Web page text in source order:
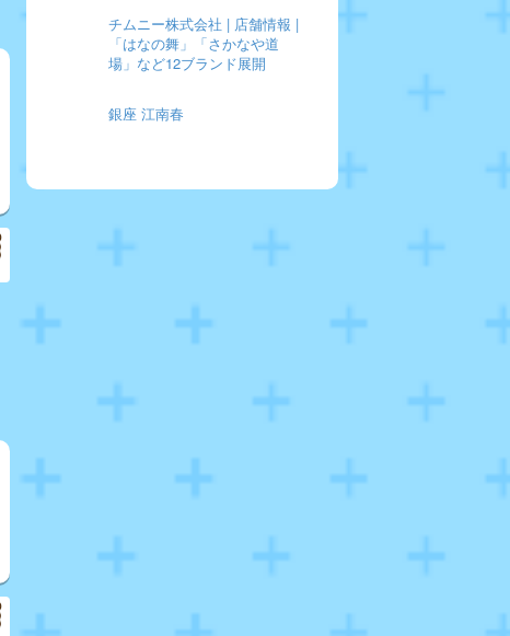
チムニー株式会社 | 店舗情報 |
「はなの舞」「さかなや道
場」など12ブランド展開
銀座 江南春